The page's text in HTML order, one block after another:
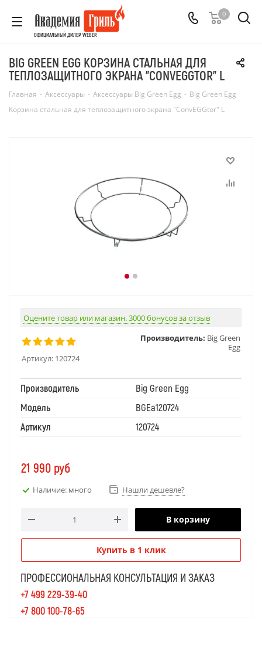
ОФИЦИАЛЬНЫЙ ДИЛЕР WEBER
0
BIG GREEN EGG КОРЗИНА СТАЛЬНАЯ ДЛЯ
ТЕПЛОЗАЩИТНОГО ЭКРАНА "CONVEGGTOR" L
Главная - Аксессуары - Аксессуары Big Green Egg - Big Green Egg
Корзина стальная для теплозащитного экрана "ConvEGGtor" L
Оцените товар или магазин. 3000 бонусов за отзыв
Артикул: 120724
Производитель: Big Green
Egg
Производитель
Big Green Egg
Модель
BGEa120724
Артикул
120724
21 990 руб
Наличие: много Нашли дешевле?
В корзину
Купить в 1 клик
ПРОФЕССИОНАЛЬНАЯ КОНСУЛЬТАЦИЯ И ЗАКАЗ
+7 499 229-39-40
+7 800 100-78-65